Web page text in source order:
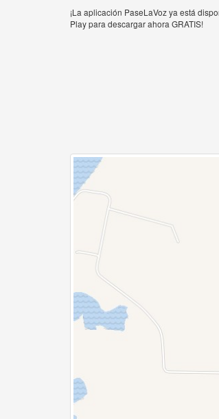
¡La aplicación PaseLaVoz ya está
Play para descargar ahora GRATIS!